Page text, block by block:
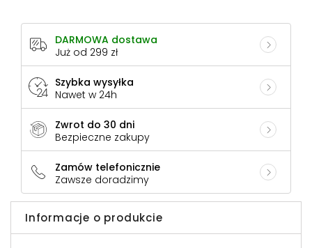
DARMOWA dostawa
Już od 299 zł
Szybka wysyłka
Nawet w 24h
Zwrot do 30 dni
Bezpieczne zakupy
Zamów telefonicznie
Zawsze doradzimy
Informacje o produkcie